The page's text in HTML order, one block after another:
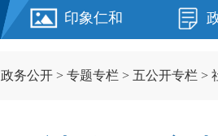
印象仁和
政务公开 > 专题专栏 > 五公开专栏 >